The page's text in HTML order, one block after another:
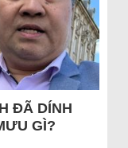
ĐÃ DÍNH
GÌ?